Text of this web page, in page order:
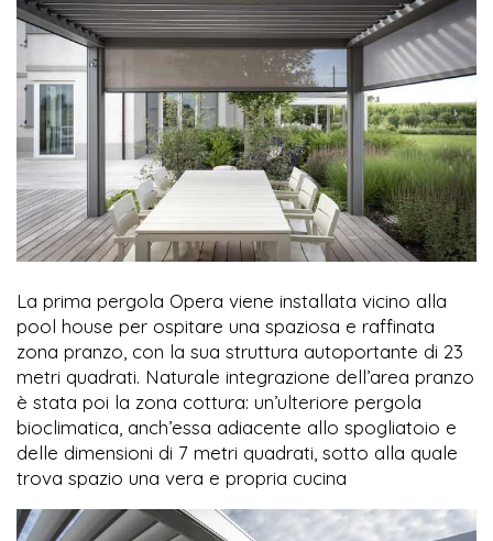
La prima pergola Opera viene installata vicino alla
pool house per ospitare una spaziosa e raffinata
zona pranzo, con la sua struttura autoportante di 23
metri quadrati. Naturale integrazione dell’area pranzo
è stata poi la zona cottura: un’ulteriore pergola
bioclimatica, anch’essa adiacente allo spogliatoio e
delle dimensioni di 7 metri quadrati, sotto alla quale
trova spazio una vera e propria cucina